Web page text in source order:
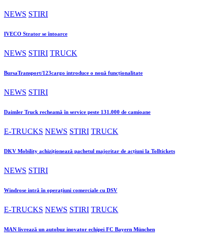
NEWS STIRI
IVECO Strator se întoarce
NEWS STIRI TRUCK
BursaTransport/123cargo introduce o nouă funcționalitate
NEWS STIRI
Daimler Truck recheamă în service peste 131.000 de camioane
E-TRUCKS NEWS STIRI TRUCK
DKV Mobility achiziționează pachetul majoritar de acțiuni la Tolltickets
NEWS STIRI
Windrose intră în operațiuni comerciale cu DSV
E-TRUCKS NEWS STIRI TRUCK
MAN livrează un autobuz inovator echipei FC Bayern München